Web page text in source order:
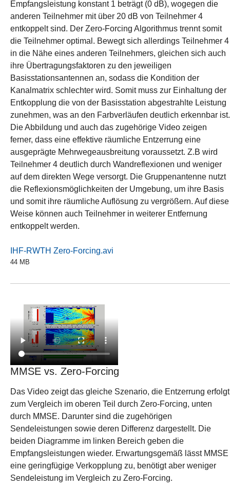
Empfangsleistung konstant 1 beträgt (0 dB), wogegen die
anderen Teilnehmer mit über 20 dB von Teilnehmer 4
entkoppelt sind. Der Zero-Forcing Algorithmus trennt somit
die Teilnehmer optimal. Bewegt sich allerdings Teilnehmer 4
in die Nähe eines anderen Teilnehmers, gleichen sich auch
ihre Übertragungsfaktoren zu den jeweiligen
Basisstationsantennen an, sodass die Kondition der
Kanalmatrix schlechter wird. Somit muss zur Einhaltung der
Entkopplung die von der Basisstation abgestrahlte Leistung
zunehmen, was an den Farbverläufen deutlich erkennbar ist.
Die Abbildung und auch das zugehörige Video zeigen
ferner, dass eine effektive räumliche Entzerrung eine
ausgeprägte Mehrwegeausbreitung voraussetzt. Z.B wird
Teilnehmer 4 deutlich durch Wandreflexionen und weniger
auf dem direkten Wege versorgt. Die Gruppenantenne nutzt
die Reflexionsmöglichkeiten der Umgebung, um ihre Basis
und somit ihre räumliche Auflösung zu vergrößern. Auf diese
Weise können auch Teilnehmer in weiterer Entfernung
entkoppelt werden.
IHF-RWTH Zero-Forcing.avi
44 MB
MMSE vs. Zero-Forcing
Das Video zeigt das gleiche Szenario, die Entzerrung erfolgt
zum Vergleich im oberen Teil durch Zero-Forcing, unten
durch MMSE. Darunter sind die zugehörigen
Sendeleistungen sowie deren Differenz dargestellt. Die
beiden Diagramme im linken Bereich geben die
Empfangsleistungen wieder. Erwartungsgemäß lässt MMSE
eine geringfügige Verkopplung zu, benötigt aber weniger
Sendeleistung im Vergleich zu Zero-Forcing.